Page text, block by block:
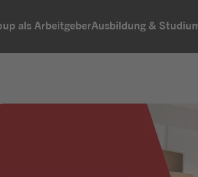
als ArbeitgeberAusbildung &